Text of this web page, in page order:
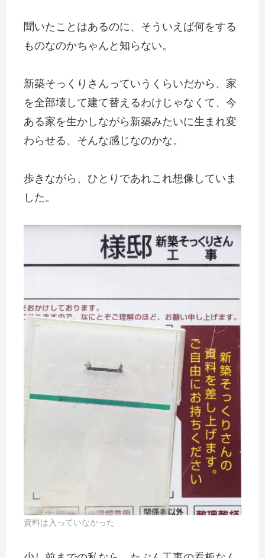
聞いたことはあるのに、そういえば何をする
ものなのかちゃんと知らない。
新築そっくりさんっていうくらいだから、家
を全部壊して建て替えるわけじゃなくて、今
ある家を生かしながら新築みたいに生まれ変
わらせる、そんな感じなのかな。
歩きながら、ひとりであれこれ想像していま
した。
資料は入っていなかった